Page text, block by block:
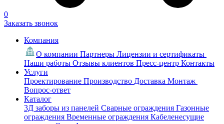
0
Заказать звонок
Компания
О компании Партнеры Лицензии и сертификаты
Наши работы Отзывы клиентов Пресс-центр Контакты
Услуги
Проектирование Производство Доставка Монтаж
Вопрос-ответ
Каталог
3Д заборы из панелей Сварные ограждения Газонные
ограждения Временные ограждения Кабеленесущие